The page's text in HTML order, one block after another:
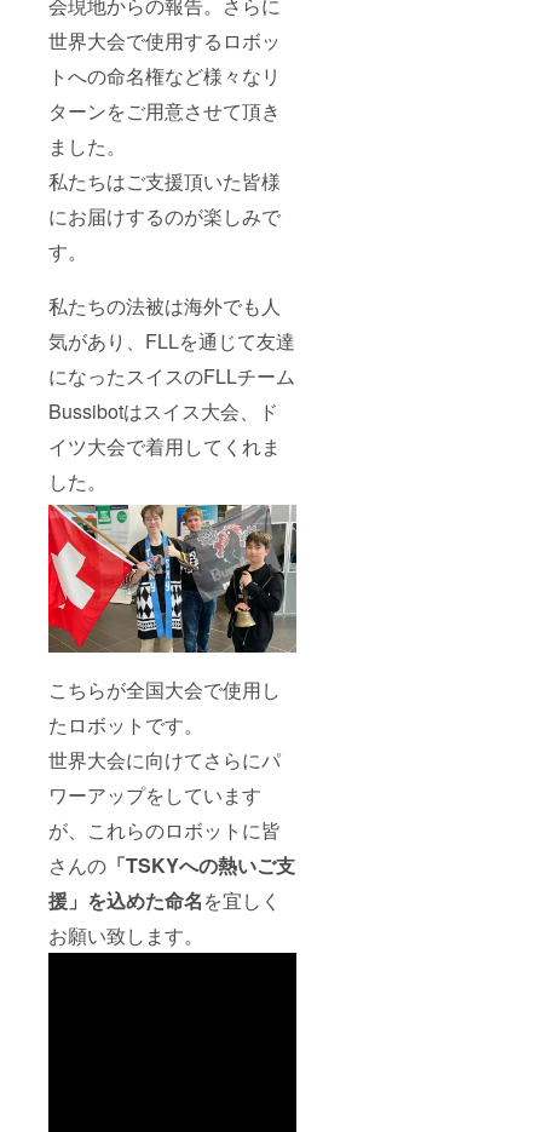
会現地からの報告。さらに
世界大会で使用するロボッ
トへの命名権など様々なリ
ターンをご用意させて頂き
ました。
私たちはご支援頂いた皆様
にお届けするのが楽しみで
す。
私たちの法被は海外でも人
気があり、FLLを通じて友達
になったスイスのFLLチーム
Bussibotはスイス大会、ド
イツ大会で着用してくれま
した。
こちらが全国大会で使用し
たロボットです。
世界大会に向けてさらにパ
ワーアップをしています
が、これらのロボットに皆
さんの 「TSKYへの熱いご支
援」を込めた命名を宜しく
お願い致します。